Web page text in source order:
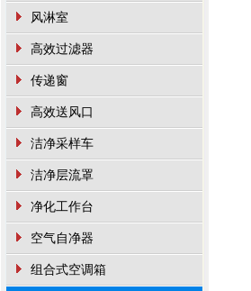
风淋室
高效过滤器
传递窗
高效送风口
洁净采样车
洁净层流罩
净化工作台
空气自净器
组合式空调箱